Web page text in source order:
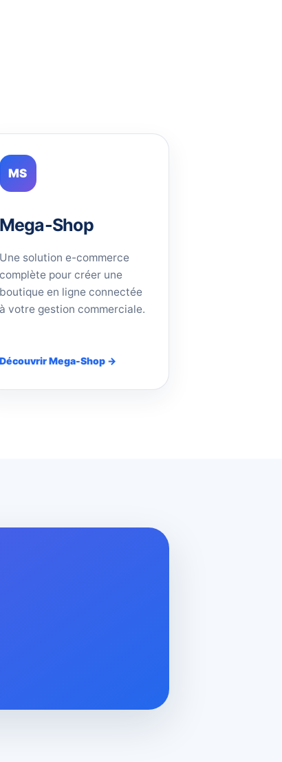
MS
Mega-Shop
Une solution e-commerce
complète pour créer une
boutique en ligne connectée
à votre gestion commerciale.
Découvrir Mega-Shop →